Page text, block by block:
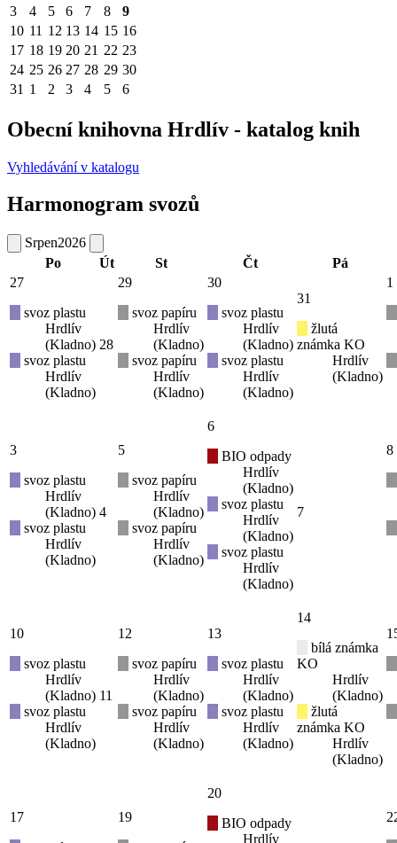
3
4 5 6 7 8
9
10 11 12 13 14 15 16
17 18 19 20 21 22 23
24 25 26 27 28 29 30
31 1 2 3 4 5 6
Obecní knihovna Hrdlív - katalog knih
Vyhledávání v katalogu
Harmonogram svozů
Srpen2026
Po
Út St Čt
Pá
27
svoz plastu
Hrdlív
(Kladno)
svoz plastu
Hrdlív
(Kladno)
28
29
svoz papíru
Hrdlív
(Kladno)
svoz papíru
Hrdlív
(Kladno)
30
svoz plastu
Hrdlív
(Kladno)
svoz plastu
Hrdlív
(Kladno)
31
žlutá
známka KO
Hrdlív
(Kladno)
1
3
svoz plastu
Hrdlív
(Kladno)
svoz plastu
Hrdlív
(Kladno)
4
5
svoz papíru
Hrdlív
(Kladno)
svoz papíru
Hrdlív
(Kladno)
6
BIO odpady
Hrdlív
(Kladno)
svoz plastu
Hrdlív
(Kladno)
svoz plastu
Hrdlív
(Kladno)
7
8
10
svoz plastu
Hrdlív
(Kladno)
svoz plastu
Hrdlív
(Kladno)
11
12
svoz papíru
Hrdlív
(Kladno)
svoz papíru
Hrdlív
(Kladno)
13
svoz plastu
Hrdlív
(Kladno)
svoz plastu
Hrdlív
(Kladno)
14
bílá známka
KO
Hrdlív
(Kladno)
žlutá
známka KO
Hrdlív
(Kladno)
17
19
20
BIO odpady
Hrdlív